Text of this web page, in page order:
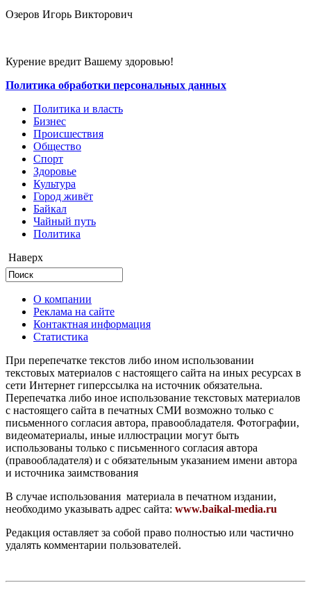
Озеров Игорь Викторович
Курение вредит Вашему здоровью!
Политика обработки персональных данных
Политика и власть
Бизнес
Происшествия
Общество
Cпорт
Здоровье
Культура
Город живёт
Байкал
Чайный путь
Политика
Наверх
О компании
Реклама на сайте
Контактная информация
Статистика
При перепечатке текстов либо ином использовании
текстовых материалов с настоящего сайта на иных ресурсах в
сети Интернет гиперссылка на источник обязательна.
Перепечатка либо иное использование текстовых материалов
с настоящего сайта в печатных СМИ возможно только с
письменного согласия автора, правообладателя. Фотографии,
видеоматериалы, иные иллюстрации могут быть
использованы только с письменного согласия автора
(правообладателя) и с обязательным указанием имени автора
и источника заимствования
В случае использования материала в печатном издании,
необходимо указывать адрес сайта: www.baikal-media.ru
Редакция оставляет за собой право полностью или частично
удалять комментарии пользователей.